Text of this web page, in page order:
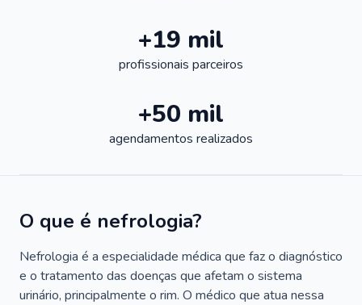
+19 mil
profissionais parceiros
+50 mil
agendamentos realizados
O que é nefrologia?
Nefrologia é a especialidade médica que faz o diagnóstico
e o tratamento das doenças que afetam o sistema
urinário, principalmente o rim. O médico que atua nessa